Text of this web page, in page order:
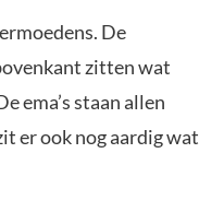
De
zitten wat
ema’s staan allen
er ook nog aardig wat